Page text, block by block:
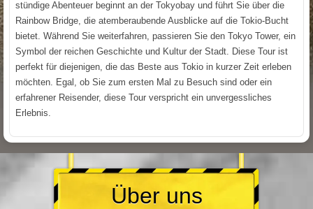
stündige Abenteuer beginnt an der Tokyobay und führt Sie über die
Rainbow Bridge, die atemberaubende Ausblicke auf die Tokio-Bucht
bietet. Während Sie weiterfahren, passieren Sie den Tokyo Tower, ein
Symbol der reichen Geschichte und Kultur der Stadt. Diese Tour ist
perfekt für diejenigen, die das Beste aus Tokio in kurzer Zeit erleben
möchten. Egal, ob Sie zum ersten Mal zu Besuch sind oder ein
erfahrener Reisender, diese Tour verspricht ein unvergessliches
Erlebnis.
Über uns